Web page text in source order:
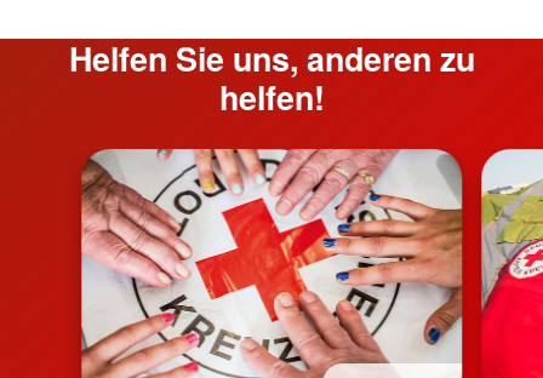
Helfen Sie uns, anderen zu
helfen!